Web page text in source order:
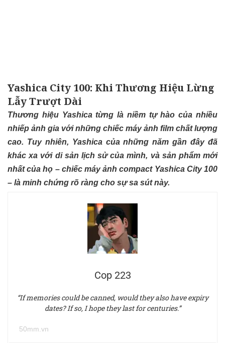
Yashica City 100: Khi Thương Hiệu Lừng
Lẫy Trượt Dài
Thương hiệu Yashica từng là niềm tự hào của nhiều
nhiếp ảnh gia với những chiếc máy ảnh film chất lượng
cao. Tuy nhiên, Yashica của những năm gần đây đã
khác xa với di sản lịch sử của mình, và sản phẩm mới
nhất của họ – chiếc máy ảnh compact Yashica City 100
– là minh chứng rõ ràng cho sự sa sút này.
Cop 223
“If memories could be canned, would they also have expiry
dates? If so, I hope they last for centuries.”
50mm.vn